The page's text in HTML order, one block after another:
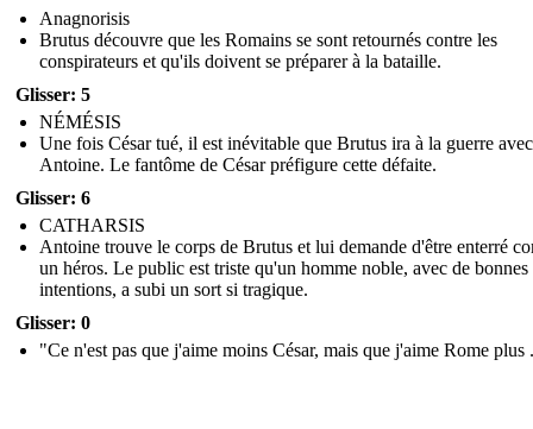
Anagnorisis
Brutus découvre que les Romains se sont retournés contre les
conspirateurs et qu'ils doivent se préparer à la bataille.
Glisser: 5
NÉMÉSIS
Une fois César tué, il est inévitable que Brutus ira à la guerre avec
Antoine. Le fantôme de César préfigure cette défaite.
Glisser: 6
CATHARSIS
Antoine trouve le corps de Brutus et lui demande d'être enterré
un héros. Le public est triste qu'un homme noble, avec de bonnes
intentions, a subi un sort si tragique.
Glisser: 0
"Ce n'est pas que j'aime moins César, mais que j'aime Rome plus